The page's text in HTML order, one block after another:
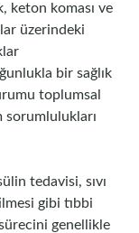
keton koması ve
üzerindeki
bir sağlık
toplumsal
sorumlulukları
tedavisi, sıvı
gibi tıbbi
genellikle